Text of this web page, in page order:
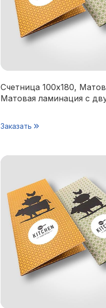
Счетница 100х180,
Матовая ламинация с
Заказать